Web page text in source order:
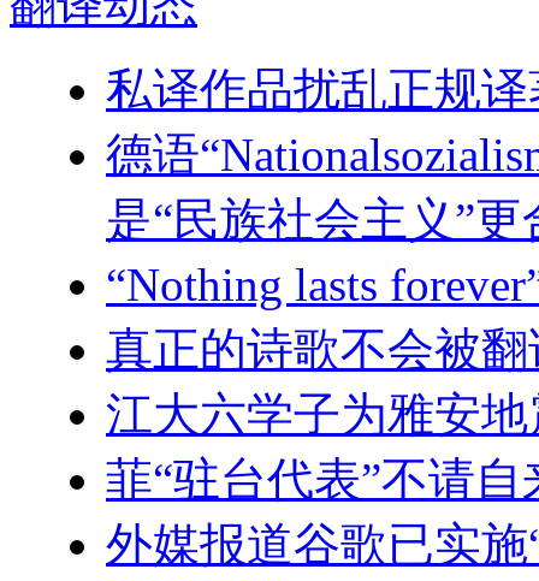
私译作品扰乱正规
德语
是“民族社会主义”更
“Nothing lasts
真正的诗歌不会被
江大六学子为雅安
菲“驻台代表”不请
外媒报道谷歌已实